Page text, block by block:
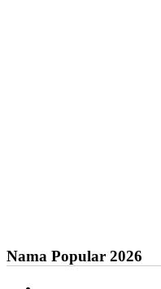
Nama Popular 2026